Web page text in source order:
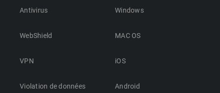
Antivirus
WebShield
VPN
Violation de données
Windows
MAC OS
iOS
Android